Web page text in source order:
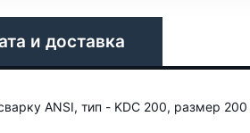
и доставка
ANSI, тип - KDC 200, размер